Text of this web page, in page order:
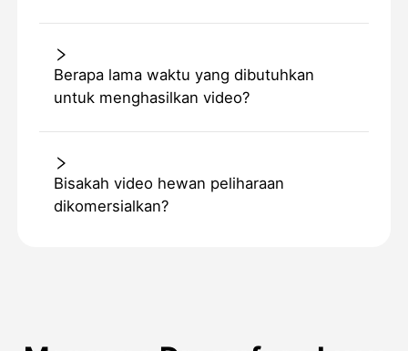
Berapa lama waktu yang dibutuhkan
untuk menghasilkan video?
Bisakah video hewan peliharaan
dikomersialkan?